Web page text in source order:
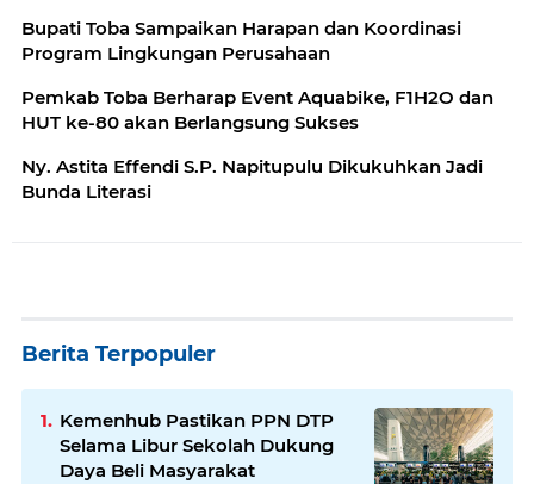
Bupati Toba Sampaikan Harapan dan Koordinasi
Program Lingkungan Perusahaan
Pemkab Toba Berharap Event Aquabike, F1H2O dan
HUT ke-80 akan Berlangsung Sukses
Ny. Astita Effendi S.P. Napitupulu Dikukuhkan Jadi
Bunda Literasi
Berita Terpopuler
Kemenhub Pastikan PPN DTP
Selama Libur Sekolah Dukung
Daya Beli Masyarakat